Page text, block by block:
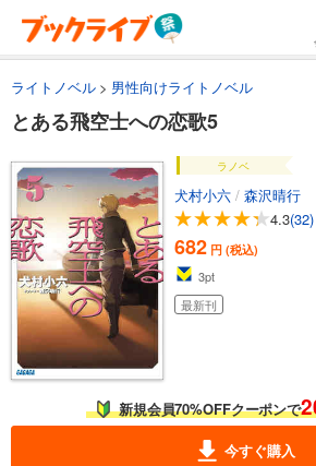
ライトノベル 男性向けライトノベル
とある飛空士への恋歌5
ラノベ
犬村小六 / 森沢晴行
4.3(32)
682 円 (税込)
3pt
最新刊
新規会員70%OFFクーポンで
今すぐ購入